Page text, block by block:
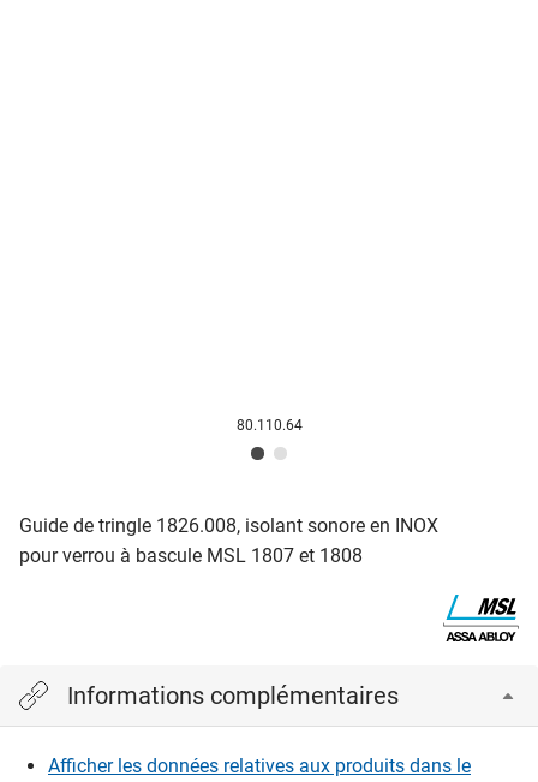
80.110.64
Guide de tringle 1826.008, isolant sonore en INOX
pour verrou à bascule MSL 1807 et 1808
Informations complémentaires
Afficher les données relatives aux produits dans le